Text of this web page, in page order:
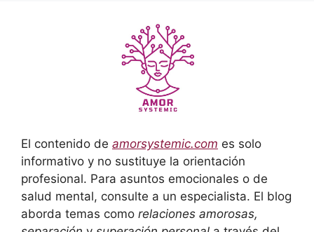
El contenido de amorsystemic.com es solo
informativo y no sustituye la orientación
profesional. Para asuntos emocionales o de
salud mental, consulte a un especialista. El blog
aborda temas como relaciones amorosas,